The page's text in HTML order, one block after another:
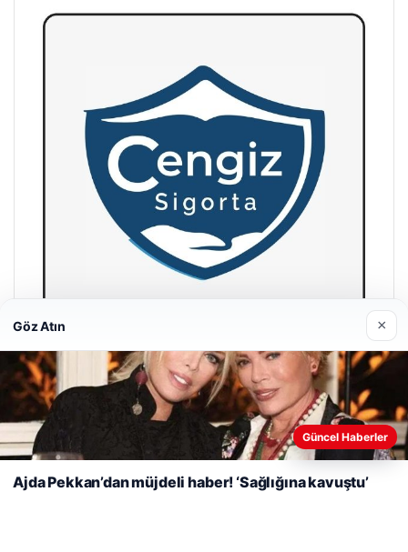
Cengiz Sigorta
23/06/2026
Web sitemizi nasıl kullandığınızı daha iyi anlayabilmek,
deneyiminizi kişiselleştirmek ve geliştirmek amacıyla çerezler
kullanıyoruz.
Çerez Politikamız
Reddet Kabul Et
Göz Atın ×
Güncel Haberler
Ajda Pekkan’dan müjdeli haber! ‘Sağlığına kavuştu’